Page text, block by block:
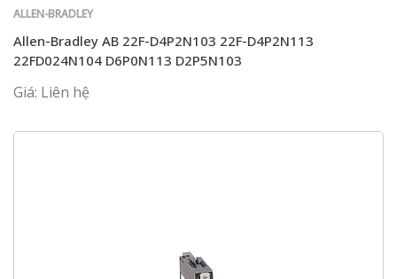
ALLEN-BRADLEY
Allen-Bradley AB 22F-D4P2N103 22F-D4P2N113
22FD024N104 D6P0N113 D2P5N103
Giá: Liên hệ